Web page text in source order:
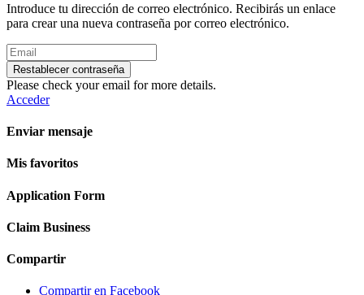
Introduce tu dirección de correo electrónico. Recibirás un enlace
para crear una nueva contraseña por correo electrónico.
Restablecer contraseña
Please check your email for more details.
Acceder
Enviar mensaje
Mis favoritos
Application Form
Claim Business
Compartir
Compartir en Facebook